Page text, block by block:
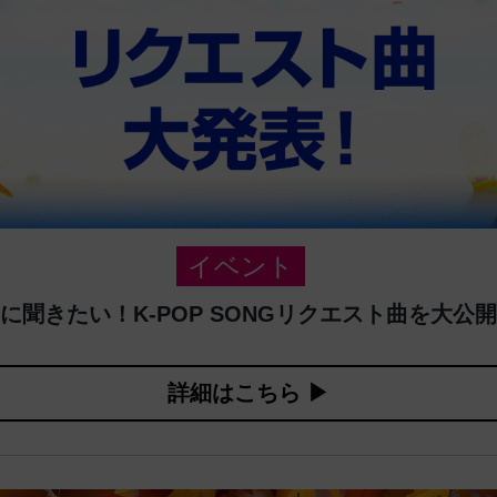
イベント
聞きたい！K-POP SONGリクエスト曲を大公
詳細はこちら ▶︎